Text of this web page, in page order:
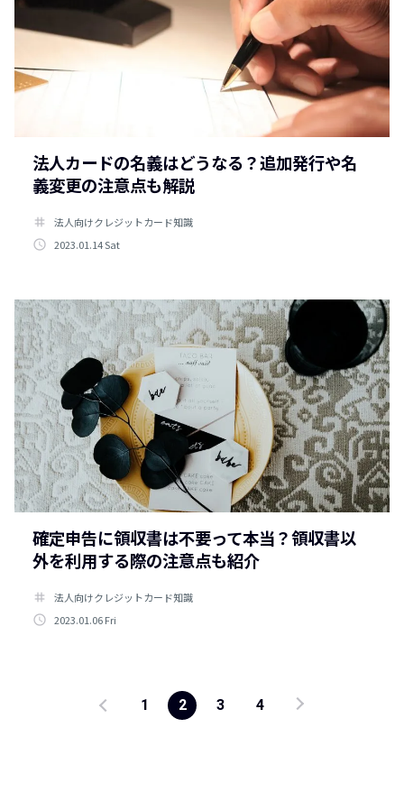
法人カードの名義はどうなる？追加発行や名
義変更の注意点も解説
tag
法人向けクレジットカード知識
access_time 2023.01.14 Sat
確定申告に領収書は不要って本当？領収書以
外を利用する際の注意点も紹介
tag
法人向けクレジットカード知識
access_time 2023.01.06 Fri
1 2 3 4